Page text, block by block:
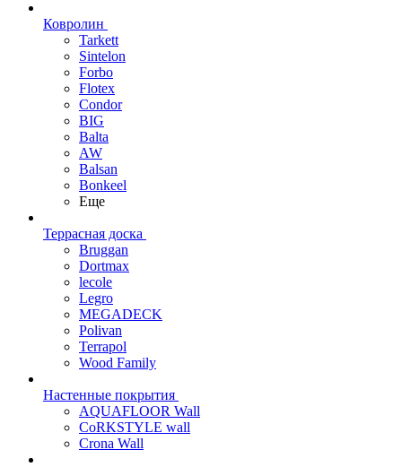
Ковролин
Tarkett
Sintelon
Forbo
Flotex
Condor
BIG
Balta
AW
Balsan
Bonkeel
Еще
Террасная доска
Bruggan
Dortmax
lecole
Legro
MEGADECK
Polivan
Terrapol
Wood Family
Настенные покрытия
AQUAFLOOR Wall
CoRKSTYLE wall
Crona Wall